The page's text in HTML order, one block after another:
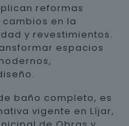
reformas
en la
y revestimientos.
espacios
baño completo, es
vigente en Líjar,